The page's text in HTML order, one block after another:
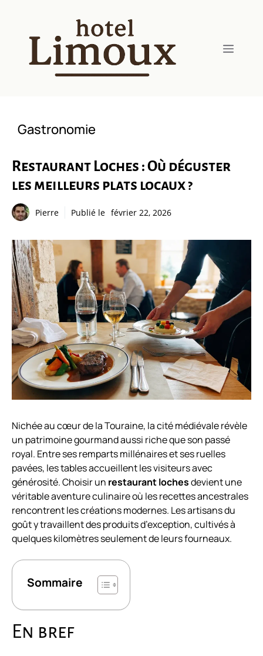
contenu
Menu
Gastronomie
Restaurant Loches : Où déguster
les meilleurs plats locaux ?
Pierre Publié le février 22, 2026
Nichée au cœur de la Touraine, la cité médiévale révèle
un patrimoine gourmand aussi riche que son passé
royal. Entre ses remparts millénaires et ses ruelles
pavées, les tables accueillent les visiteurs avec
générosité. Choisir un restaurant lochesdevient une
véritable aventure culinaire où les recettes ancestrales
rencontrent les créations modernes. Les artisans du
goût y travaillent des produits d’exception, cultivés à
quelques kilomètres seulement de leurs fourneaux.
Sommaire
En bref